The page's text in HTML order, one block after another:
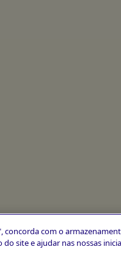
concorda com o
site e ajudar nas nossas